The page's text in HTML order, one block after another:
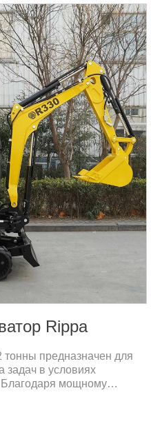
Rippa
предназначен для
задач в условиях
Благодаря мощному
площадках, в
требующих